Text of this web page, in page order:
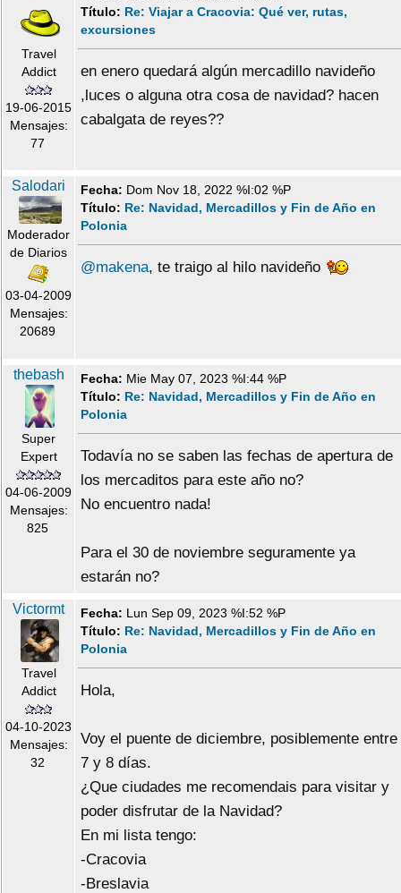
Travel
Addict
19-06-2015
Mensajes:
77
Título: Re: Viajar a Cracovia: Qué ver, rutas,
excursiones
en enero quedará algún mercadillo navideño
,luces o alguna otra cosa de navidad? hacen
cabalgata de reyes??
Salodari
Moderador
de Diarios
03-04-2009
Mensajes:
20689
Fecha: Dom Nov 18, 2022 %I:02 %P
Título: Re: Navidad, Mercadillos y Fin de Año en
Polonia
@makena, te traigo al hilo navideño
thebash
Super
Expert
04-06-2009
Mensajes:
825
Fecha: Mie May 07, 2023 %I:44 %P
Título: Re: Navidad, Mercadillos y Fin de Año en
Polonia
Todavía no se saben las fechas de apertura de
los mercaditos para este año no?
No encuentro nada!
Para el 30 de noviembre seguramente ya
estarán no?
Victormt
Travel
Addict
04-10-2023
Mensajes:
32
Fecha: Lun Sep 09, 2023 %I:52 %P
Título: Re: Navidad, Mercadillos y Fin de Año en
Polonia
Hola,
Voy el puente de diciembre, posiblemente entre
7 y 8 días.
¿Que ciudades me recomendais para visitar y
poder disfrutar de la Navidad?
En mi lista tengo:
-Cracovia
-Breslavia